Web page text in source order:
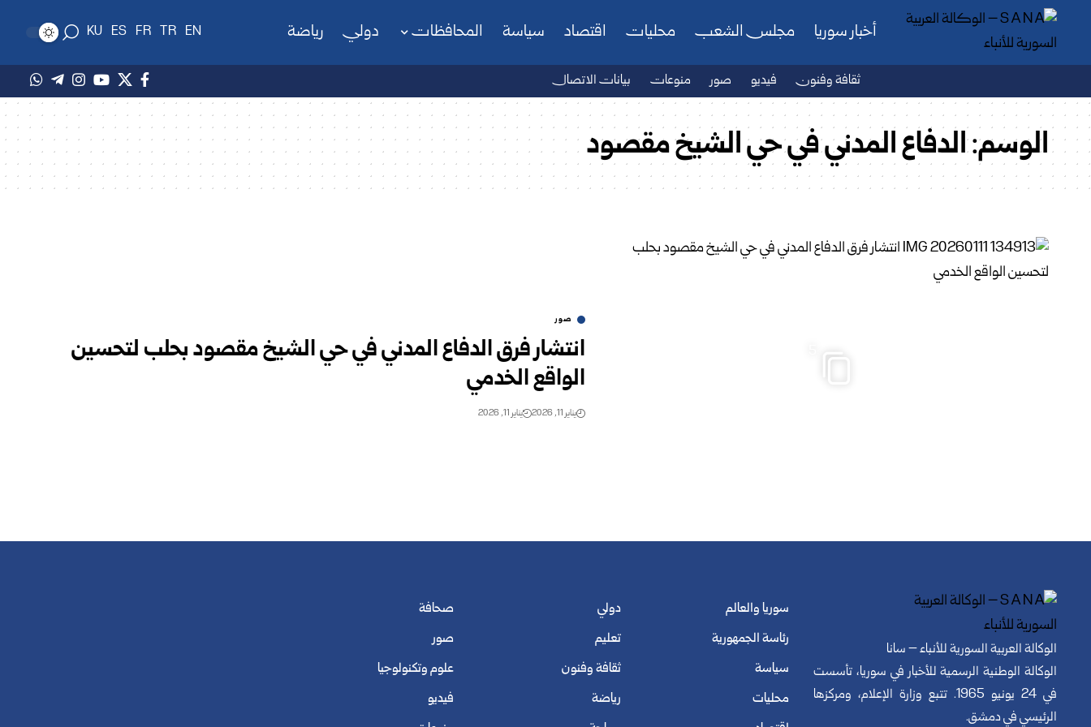
أخبار سوريا مجلس الشعب محليات اقتصاد سياسة المحافظات دولي رياضة EN
TR
FR
ES
KU
ثقافة وفنون فيديو صور منوعات بيانات الاتصال
الوسم:الدفاع المدني في حي الشيخ مقصود
صور
انتشار فرق الدفاع المدني في حي الشيخ مقصود بحلب لتحسين
الواقع الخدمي
يناير 11, 2026 يناير 11, 2026
الوكالة العربية السورية للأنباء – سانا
الوكالة الوطنية الرسمية للأخبار في سوريا، تأسست
في 24 يونيو 1965. تتبع وزارة الإعلام، ومركزها
الرئيسي في دمشق.
سوريا والعالم
رئاسة الجمهورية
سياسة
محليات
دولي
تعليم
ثقافة وفنون
رياضة
صحافة
صور
علوم وتكنولوجيا
فيديو